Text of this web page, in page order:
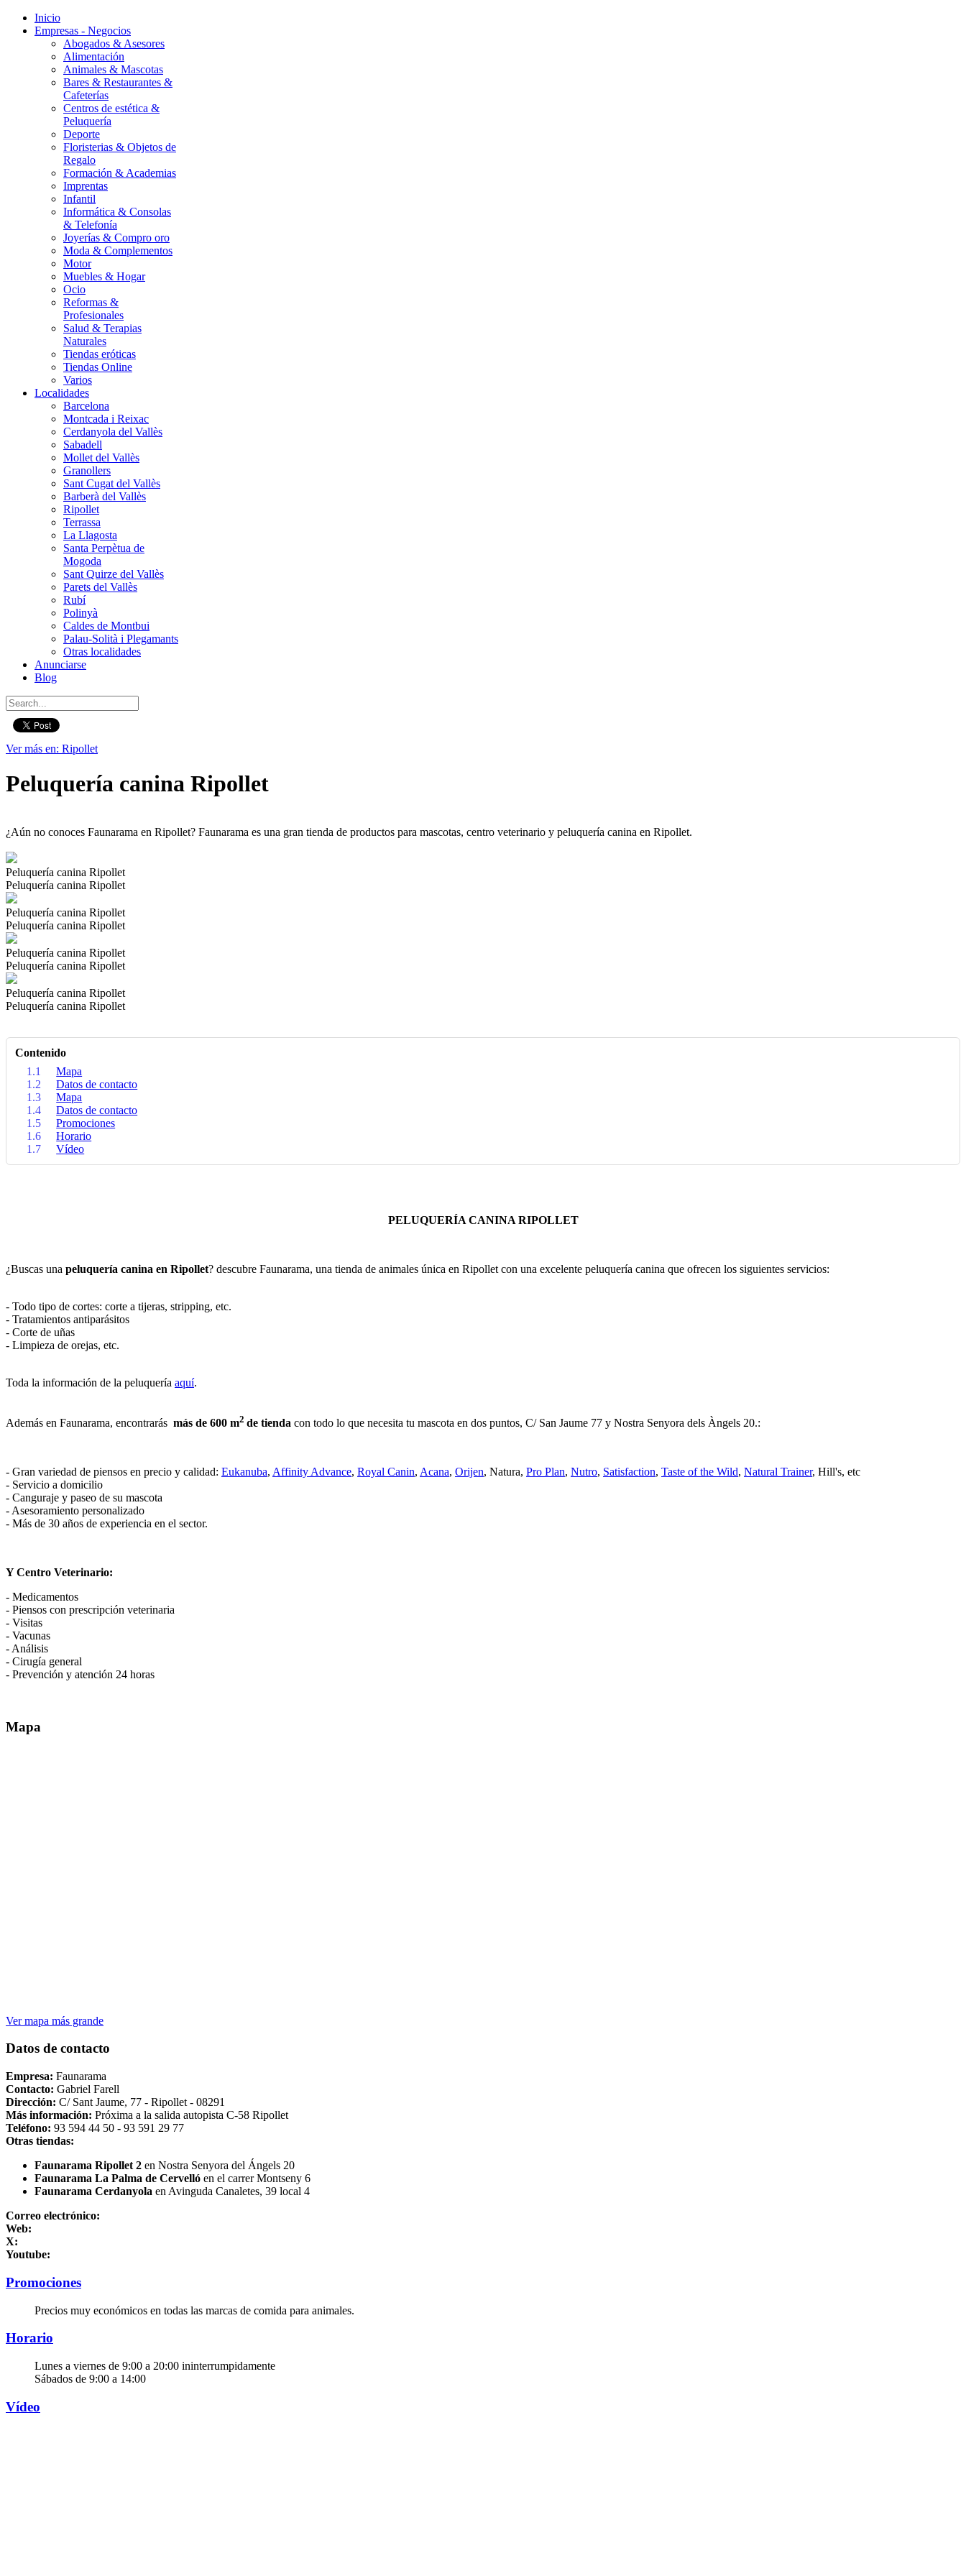
Inicio
Empresas - Negocios
Abogados & Asesores
Alimentación
Animales & Mascotas
Bares & Restaurantes &
Cafeterías
Centros de estética &
Peluquería
Deporte
Floristerias & Objetos de
Regalo
Formación & Academias
Imprentas
Infantil
Informática & Consolas
& Telefonía
Joyerías & Compro oro
Moda & Complementos
Motor
Muebles & Hogar
Ocio
Reformas &
Profesionales
Salud & Terapias
Naturales
Tiendas eróticas
Tiendas Online
Varios
Localidades
Barcelona
Montcada i Reixac
Cerdanyola del Vallès
Sabadell
Mollet del Vallès
Granollers
Sant Cugat del Vallès
Barberà del Vallès
Ripollet
Terrassa
La Llagosta
Santa Perpètua de
Mogoda
Sant Quirze del Vallès
Parets del Vallès
Rubí
Polinyà
Caldes de Montbui
Palau-Solità i Plegamants
Otras localidades
Anunciarse
Blog
Ver más en: Ripollet
Peluquería canina Ripollet
¿Aún no conoces Faunarama en Ripollet? Faunarama es una gran tienda de productos para mascotas, centro veterinario y peluquería canina en Ripollet.
Peluquería canina Ripollet
Peluquería canina Ripollet
Peluquería canina Ripollet
Peluquería canina Ripollet
Peluquería canina Ripollet
Peluquería canina Ripollet
Peluquería canina Ripollet
Peluquería canina Ripollet
Contenido
1.1
Mapa
1.2
Datos de contacto
1.3
Mapa
1.4
Datos de contacto
1.5
Promociones
1.6
Horario
1.7
Vídeo
PELUQUERÍA CANINA RIPOLLET
¿Buscas una peluquería canina en Ripollet? descubre Faunarama, una tienda de animales única en Ripollet con una excelente peluquería canina que ofrecen los siguientes servicios:
- Todo tipo de cortes: corte a tijeras, stripping, etc.
- Tratamientos antiparásitos
- Corte de uñas
- Limpieza de orejas, etc.
Toda la información de la peluquería aquí.
Además en Faunarama, encontrarás más de 600 m2 de tienda con todo lo que necesita tu mascota en dos puntos, C/ San Jaume 77 y Nostra Senyora dels Àngels 20.:
- Gran variedad de piensos en precio y calidad: Eukanuba, Affinity Advance, Royal Canin, Acana, Orijen, Natura, Pro Plan, Nutro, Satisfaction, Taste of the Wild, Natural Trainer, Hill's, etc
- Servicio a domicilio
- Canguraje y paseo de su mascota
- Asesoramiento personalizado
- Más de 30 años de experiencia en el sector.
Y Centro Veterinario:
- Medicamentos
- Piensos con prescripción veterinaria
- Visitas
- Vacunas
- Análisis
- Cirugía general
- Prevención y atención 24 horas
Mapa
Ver mapa más grande
Datos de contacto
Empresa: Faunarama
Contacto: Gabriel Farell
Dirección: C/ Sant Jaume, 77 - Ripollet - 08291
Más información: Próxima a la salida autopista C-58 Ripollet
Teléfono: 93 594 44 50 - 93 591 29 77
Otras tiendas:
Faunarama Ripollet 2 en Nostra Senyora del Ángels 20
Faunarama La Palma de Cervelló en el carrer Montseny 6
Faunarama Cerdanyola en Avinguda Canaletes, 39 local 4
Correo electrónico:
Web:
X:
Youtube:
Promociones
Precios muy económicos en todas las marcas de comida para animales.
Horario
Lunes a viernes de 9:00 a 20:00 ininterrumpidamente
Sábados de 9:00 a 14:00
Vídeo